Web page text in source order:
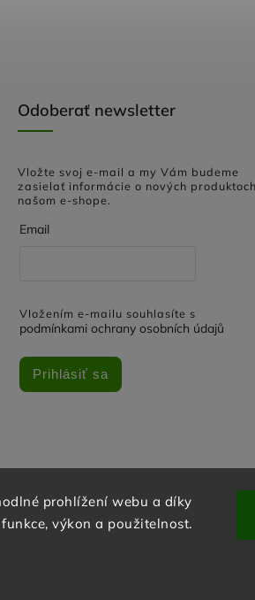
prohlížení webu a díky
výkon a použitelnost.
Odoberať newsletter
Vložte svoj e-mail a my Vám budeme
zasielať informácie o nových
našom e-shope.
Email
Vložením e-mailu souhlasíte s
podmínkami ochrany osobních údajů
Prihlásiť sa